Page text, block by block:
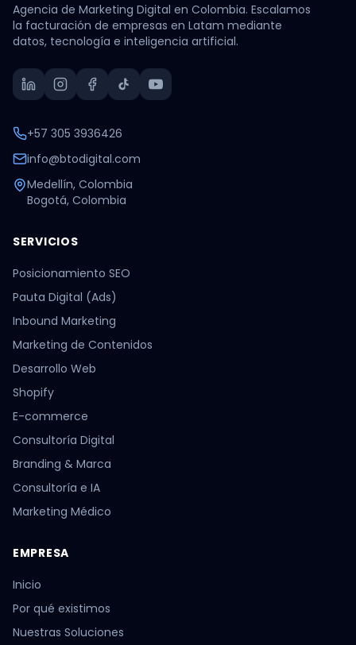
Agencia de Marketing Digital en Colombia. Escalamos
la facturación de empresas en Latam mediante
datos, tecnología e inteligencia artificial.
+57 305 3936426
info@btodigital.com
Medellín, Colombia
Bogotá, Colombia
SERVICIOS
Posicionamiento SEO
Pauta Digital (Ads)
Inbound Marketing
Marketing de Contenidos
Desarrollo Web
Shopify
E-commerce
Consultoría Digital
Branding & Marca
Consultoría e IA
Marketing Médico
EMPRESA
Inicio
Por qué existimos
Nuestras Soluciones